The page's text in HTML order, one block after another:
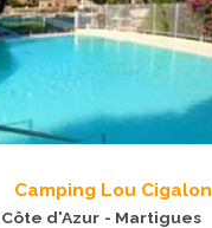
Camping Lou Cigalon
Côte d'Azur - Martigues